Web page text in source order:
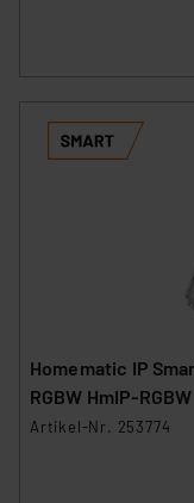
Homematic IP
RGBW HmIP-RGBW
Artikel-Nr. 253774